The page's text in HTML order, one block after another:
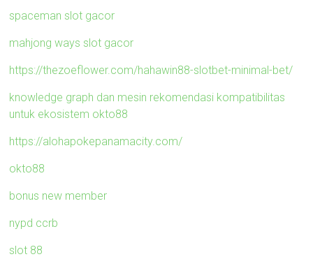
spaceman slot gacor
mahjong ways slot gacor
https://thezoeflower.com/hahawin88-slotbet-minimal-bet/
knowledge graph dan mesin rekomendasi kompatibilitas
untuk ekosistem okto88
https://alohapokepanamacity.com/
okto88
bonus new member
nypd ccrb
slot 88